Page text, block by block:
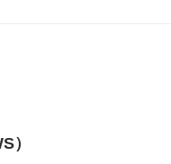
）